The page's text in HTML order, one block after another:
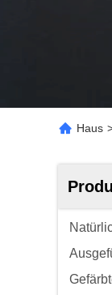
Haus